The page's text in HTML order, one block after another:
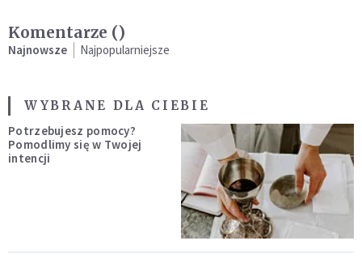
Komentarze ()
Najnowsze Najpopularniejsze
WYBRANE DLA CIEBIE
Potrzebujesz pomocy?
Pomodlimy się w Twojej
intencji